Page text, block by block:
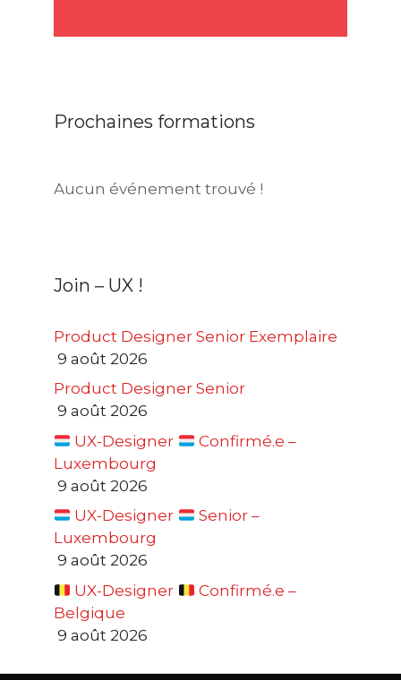
Prochaines formations
Aucun événement trouvé !
Join – UX !
Product Designer Senior Exemplaire
9 août 2026
Product Designer Senior
9 août 2026
UX-Designer
Confirmé.e –
Luxembourg
9 août 2026
UX-Designer
Senior –
Luxembourg
9 août 2026
UX-Designer
Confirmé.e –
Belgique
9 août 2026